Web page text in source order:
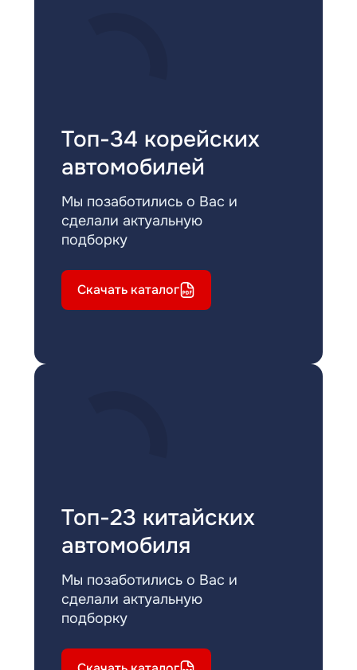
Топ-34 корейских
автомобилей
Мы позаботились о Вас и
сделали актуальную
подборку
Скачать каталог
Топ-23 китайских
автомобиля
Мы позаботились о Вас и
сделали актуальную
подборку